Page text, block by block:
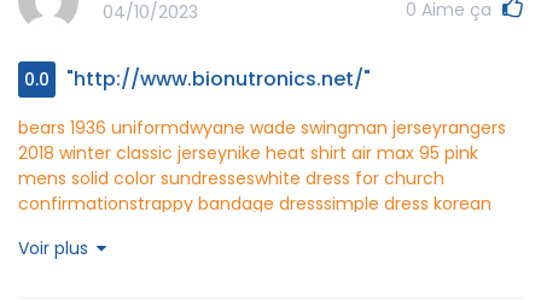
04/10/2023
0 Aime ça
0.0 "http://www.bionutronics.net/"
bears 1936 uniformdwyane wade swingman jerseyrangers
2018 winter classic jerseynike heat shirt air max 95 pink
mens solid color sundresseswhite dress for church
confirmationstrappy bandage dresssimple dress korean
nike leather white cortez trainers
Voir plus